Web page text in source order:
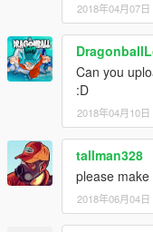
2018年04月07日
Can you
:D
2018年04月10日
tallman328
please
2018年06月04日